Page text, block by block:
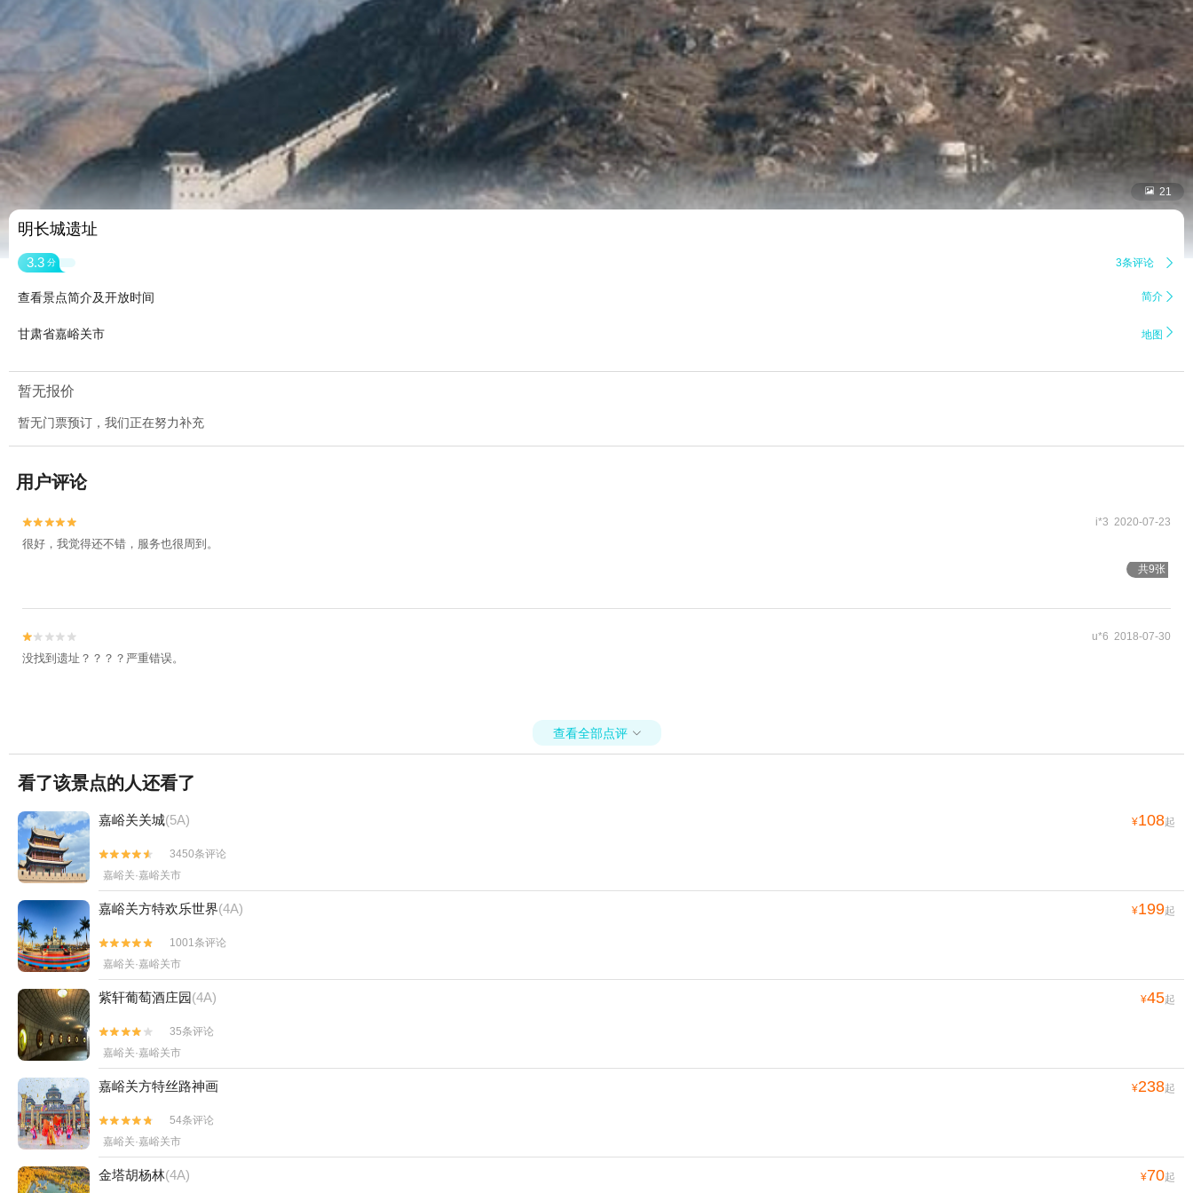
 21
明长城遗址
3.3 分 3条评论 
查看景点简介及开放时间 简介 
甘肃省嘉峪关市 地图 
暂无报价
暂无门票预订，我们正在努力补充
用户评论

 i*3 2020-07-23
很好，我觉得还不错，服务也很周到。
共9张

 u*6 2018-07-30
没找到遗址？？？？严重错误。
查看全部点评 
看了该景点的人还看了
嘉峪关关城(5A) ¥108起


3450条评论
嘉峪关·嘉峪关市
嘉峪关方特欢乐世界(4A) ¥199起


1001条评论
嘉峪关·嘉峪关市
紫轩葡萄酒庄园(4A) ¥45起


35条评论
嘉峪关·嘉峪关市
嘉峪关方特丝路神画 ¥238起


54条评论
嘉峪关·嘉峪关市
金塔胡杨林(4A) ¥70起